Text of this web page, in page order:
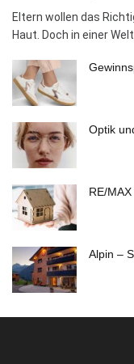
Eltern wollen das
Haut. Doch in einer
Optik
RE/
Alpin –